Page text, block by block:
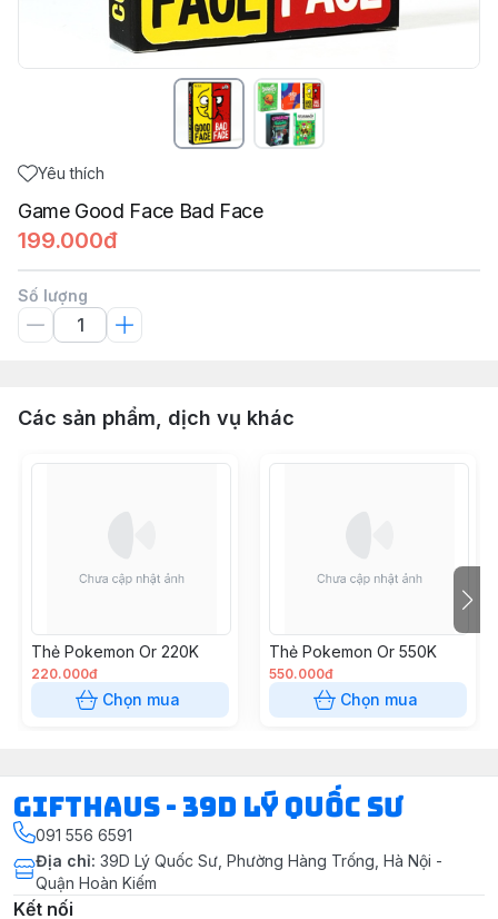
Yêu thích
Game Good Face Bad Face
199.000đ
Số lượng
Các sản phẩm, dịch vụ khác
Thẻ Pokemon Or 220K
220.000đ
Chọn mua
Thẻ Pokemon Or 550K
550.000đ
Chọn mua
Gifthaus - 39D Lý Quốc Sư
091 556 6591
Địa chỉ: 39D Lý Quốc Sư, Phường Hàng Trống, Hà Nội -
Quận Hoàn Kiếm
Kết nối